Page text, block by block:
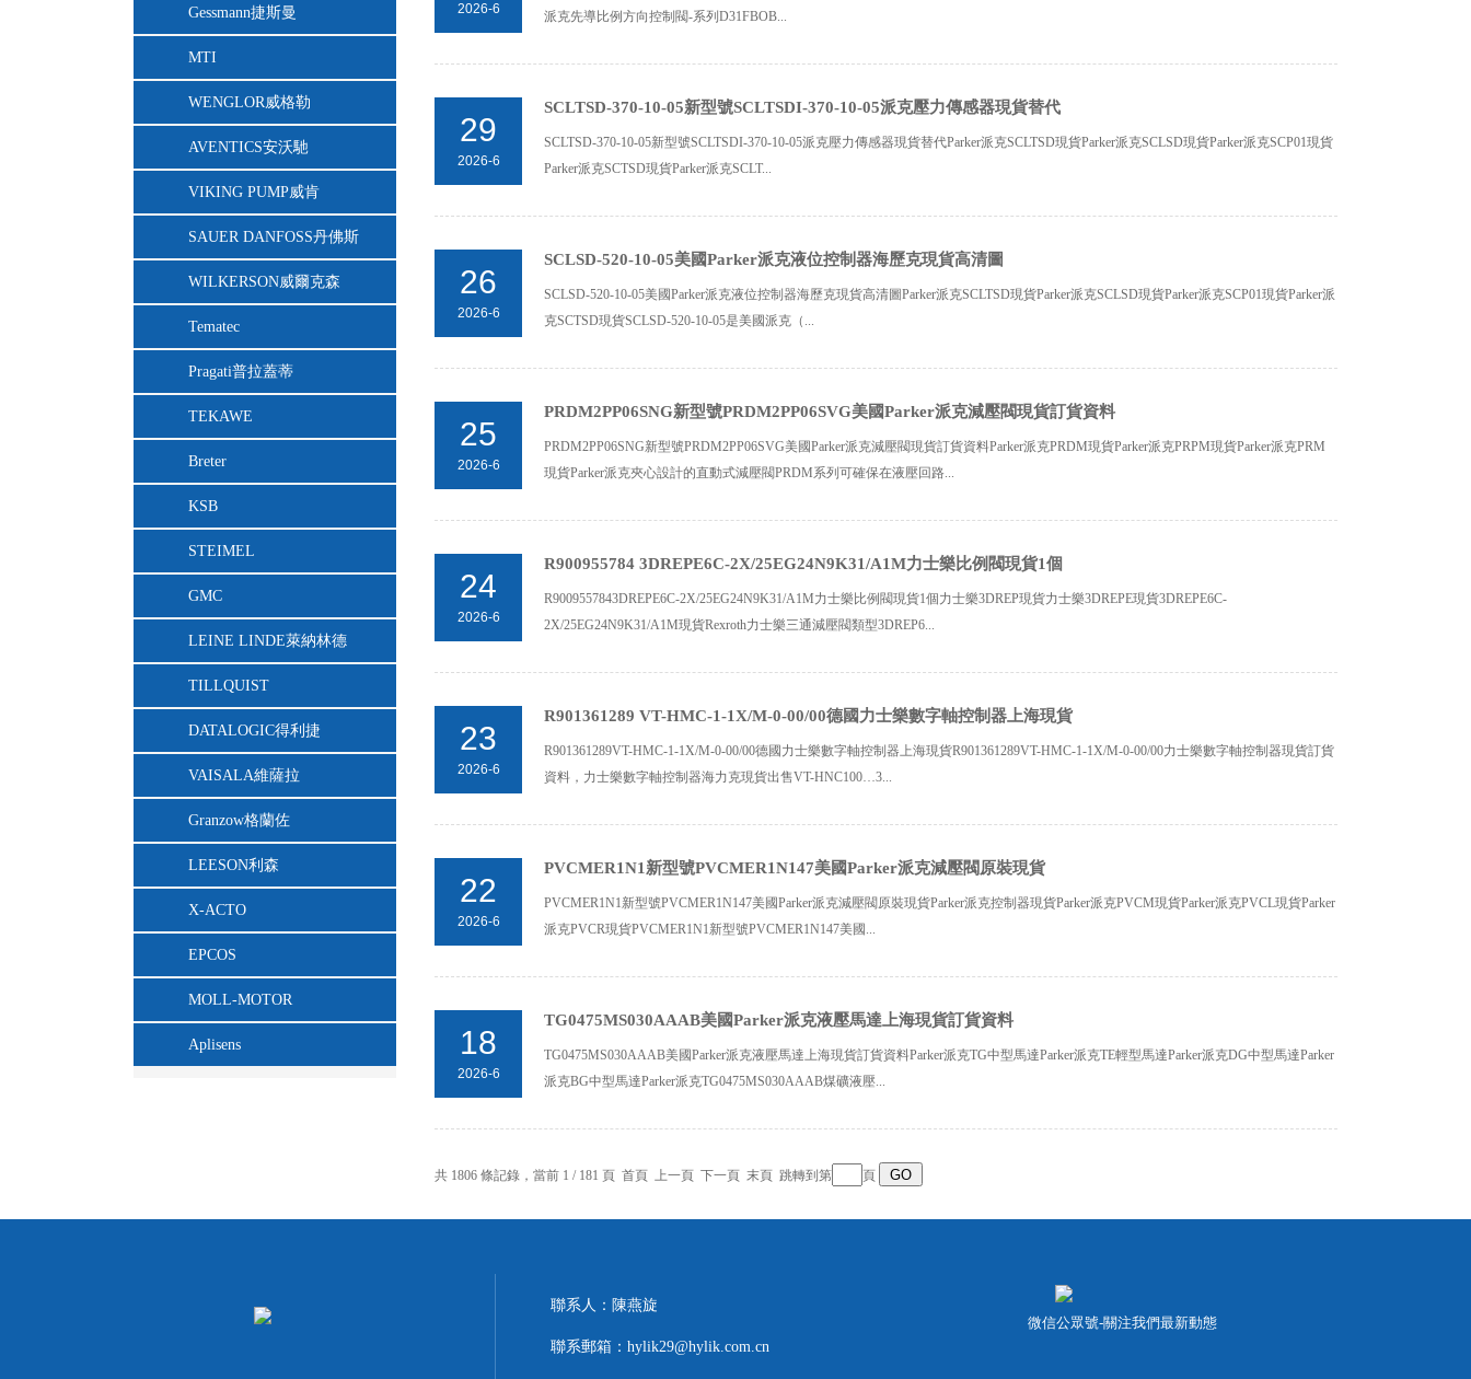
Gessmann捷斯曼
MTI
WENGLOR威格勒
AVENTICS安沃馳
VIKING PUMP威肯
SAUER DANFOSS丹佛斯
WILKERSON威爾克森
Tematec
Pragati普拉蓋蒂
TEKAWE
Breter
KSB
STEIMEL
GMC
LEINE LINDE萊納林德
TILLQUIST
DATALOGIC得利捷
VAISALA維薩拉
Granzow格蘭佐
LEESON利森
X-ACTO
EPCOS
MOLL-MOTOR
Aplisens
2026-6
派克先導比例方向控制閥-系列D31FBOB...
29
2026-6
SCLTSD-370-10-05新型號SCLTSDI-370-10-05派克壓力傳感器現貨替代
SCLTSD-370-10-05新型號SCLTSDI-370-10-05派克壓力傳感器現貨替代Parker派克SCLTSD現貨Parker派克SCLSD現貨Parker派克SCP01現貨
Parker派克SCTSD現貨Parker派克SCLT...
26
2026-6
SCLSD-520-10-05美國Parker派克液位控制器海歷克現貨高清圖
SCLSD-520-10-05美國Parker派克液位控制器海歷克現貨高清圖Parker派克SCLTSD現貨Parker派克SCLSD現貨Parker派克SCP01現貨Parker派
克SCTSD現貨SCLSD-520-10-05是美國派克（...
25
2026-6
PRDM2PP06SNG新型號PRDM2PP06SVG美國Parker派克減壓閥現貨訂貨資料
PRDM2PP06SNG新型號PRDM2PP06SVG美國Parker派克減壓閥現貨訂貨資料Parker派克PRDM現貨Parker派克PRPM現貨Parker派克PRM
現貨Parker派克夾心設計的直動式減壓閥PRDM系列可確保在液壓回路...
24
2026-6
R900955784 3DREPE6C-2X/25EG24N9K31/A1M力士樂比例閥現貨1個
R9009557843DREPE6C-2X/25EG24N9K31/A1M力士樂比例閥現貨1個力士樂3DREP現貨力士樂3DREPE現貨3DREPE6C-
2X/25EG24N9K31/A1M現貨Rexroth力士樂三通減壓閥類型3DREP6...
23
2026-6
R901361289 VT-HMC-1-1X/M-0-00/00德國力士樂數字軸控制器上海現貨
R901361289VT-HMC-1-1X/M-0-00/00德國力士樂數字軸控制器上海現貨R901361289VT-HMC-1-1X/M-0-00/00力士樂數字軸控制器現貨訂貨
資料，力士樂數字軸控制器海力克現貨出售VT-HNC100…3...
22
2026-6
PVCMER1N1新型號PVCMER1N147美國Parker派克減壓閥原裝現貨
PVCMER1N1新型號PVCMER1N147美國Parker派克減壓閥原裝現貨Parker派克控制器現貨Parker派克PVCM現貨Parker派克PVCL現貨Parker
派克PVCR現貨PVCMER1N1新型號PVCMER1N147美國...
18
2026-6
TG0475MS030AAAB美國Parker派克液壓馬達上海現貨訂貨資料
TG0475MS030AAAB美國Parker派克液壓馬達上海現貨訂貨資料Parker派克TG中型馬達Parker派克TE輕型馬達Parker派克DG中型馬達Parker
派克BG中型馬達Parker派克TG0475MS030AAAB煤礦液壓...
共 1806 條記錄，當前 1 / 181 頁 首頁 上一頁 下一頁 末頁 跳轉到第 頁
聯系人：陳燕旋
聯系郵箱：hylik29@hylik.com.cn
微信公眾號-關注我們最新動態